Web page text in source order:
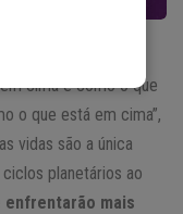
cima é como o que
o que está em cima”,
vidas são a única
planetários ao
enfrentarão mais